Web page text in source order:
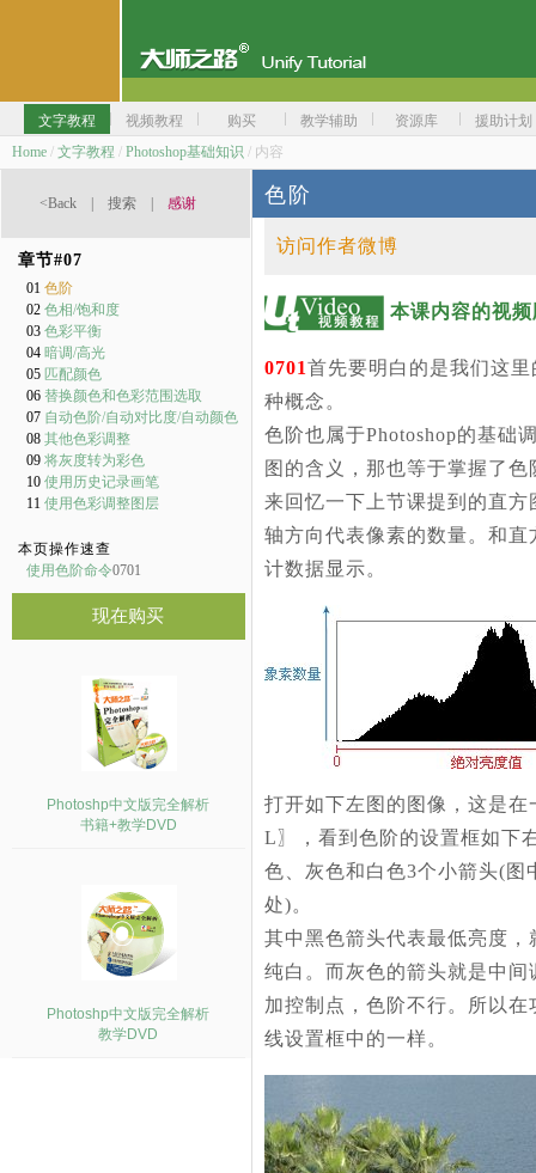
文字教程 视频教程 购买 教学辅助 资源库
援助计划
Home / 文字教程 / Photoshop基础知识 / 内容
<Back 搜索 感谢
章节#07
01 色阶
02 色相/饱和度
03 色彩平衡
04 暗调/高光
05 匹配颜色
06 替换颜色和色彩范围选取
07 自动色阶/自动对比度/自动颜色
08 其他色彩调整
09 将灰度转为彩色
10 使用历史记录画笔
11 使用色彩调整图层
本页操作速查
使用色阶命令0701
现在购买
Photoshp中文版完全解析
书籍+教学DVD
Photoshp中文版完全解析
教学DVD
色阶
访问作者微博
本课内容的视
0701首先要明白的是我们这
种概念。
色阶也属于Photoshop的基础
图的含义，那也等于掌握了
来回忆一下上节课提到的直
轴方向代表像素的数量。和
计数据显示。
打开如下左图的图像，这是
L〗，看到色阶的设置框如下
色、灰色和白色3个小箭头(图
处)。
其中黑色箭头代表最低亮度
纯白。而灰色的箭头就是中
加控制点，色阶不行。所以
线设置框中的一样。